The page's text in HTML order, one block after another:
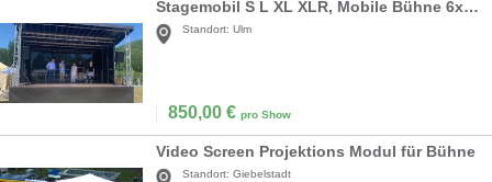
Stagemobil S L XL XLR, Mobile Bühne 6x4m 6,3x6,8m 8x6m, Trailerbühne, Smartstage, Eventbühne
Standort: Ulm
850,00 € pro Show
Video Screen Projektions Modul für Bühne
Standort: Giebelstadt